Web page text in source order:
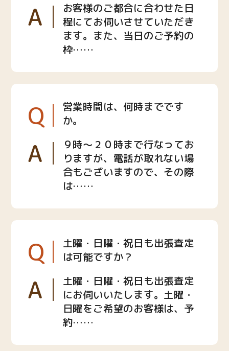
A
お客様のご都合に合わせた日
程にてお伺いさせていただき
ます。また、当日のご予約の
枠……
Q
営業時間は、何時までです
か。
A
９時〜２０時まで行なってお
りますが、電話が取れない場
合もございますので、その際
は……
Q
土曜・日曜・祝日も出張査定
は可能ですか？
A
土曜・日曜・祝日も出張査定
にお伺いいたします。土曜・
日曜をご希望のお客様は、予
約……